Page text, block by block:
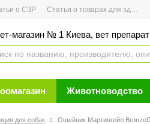
о СЗР Статьи о товарах для здоровья
магазин № 1 Киева, вет
Животноводство
для собак Ошейник Мартингейл